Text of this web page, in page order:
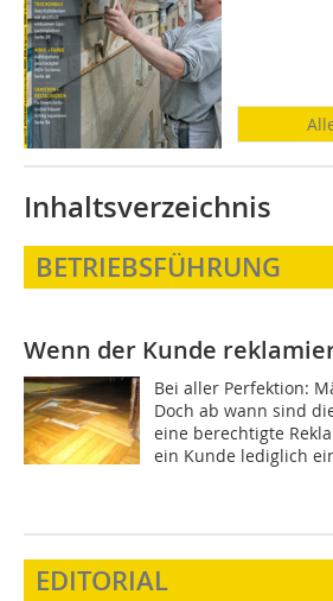
Inhaltsverzeichnis
BETRIEBSFÜHRUNG
Wenn der Kunde
Bei aller Perfektion:
Doch ab wann sind
eine berechtigte
ein Kunde lediglich
EDITORIAL